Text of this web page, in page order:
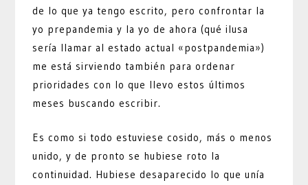
de lo que ya tengo escrito, pero confrontar la
yo prepandemia y la yo de ahora (qué ilusa
sería llamar al estado actual «postpandemia»)
me está sirviendo también para ordenar
prioridades con lo que llevo estos últimos
meses buscando escribir.
Es como si todo estuviese cosido, más o menos
unido, y de pronto se hubiese roto la
continuidad. Hubiese desaparecido lo que unía